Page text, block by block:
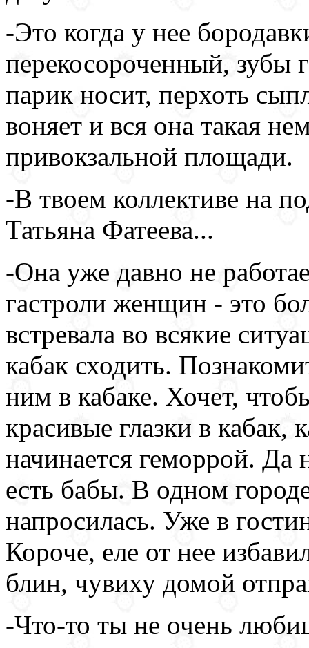
-Это когда у нее
перекосороченный, зубы
парик носит, перхоть
воняет и вся она такая
привокзальной площади.
-В твоем коллективе на
Татьяна Фатеева...
-Она уже давно не
гастроли женщин - это
встревала во всякие
кабак сходить.
ним в кабаке. Хочет,
красивые глазки в кабак,
начинается геморрой.
есть бабы. В одном
напросилась. Уже в
Короче, еле от нее
блин, чувиху домой
-Что-то ты не очень